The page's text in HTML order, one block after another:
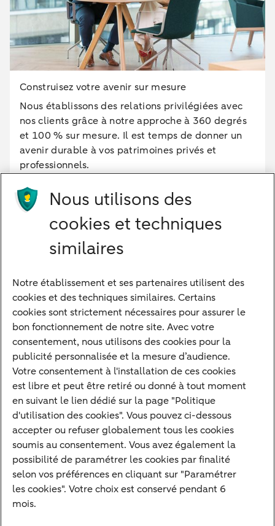
Construisez votre avenir sur mesure
Nous établissons des relations privilégiées avec
nos clients grâce à notre approche à 360 degrés
et 100 % sur mesure. Il est temps de donner un
avenir durable à vos patrimoines privés et
professionnels.
Devenir client
Notre approche
Nos experts
Notre raison d'être
Devenir client
Diversifier vos classes d'actifs
Structurer votre patrimoine
Développer votre entreprise
Banque à distance
Actualités
Contact
Nous utilisons des
cookies et techniques
similaires
Notre établissement et ses partenaires utilisent des
cookies et des techniques similaires. Certains
cookies sont strictement nécessaires pour assurer le
bon fonctionnement de notre site. Avec votre
consentement, nous utilisons des cookies pour la
publicité personnalisée et la mesure d’audience.
Votre consentement à l'installation de ces cookies
est libre et peut être retiré ou donné à tout moment
en suivant le lien dédié sur la page "Politique
d'utilisation des cookies". Vous pouvez ci-dessous
accepter ou refuser globalement tous les cookies
soumis au consentement. Vous avez également la
possibilité de paramétrer les cookies par finalité
selon vos préférences en cliquant sur "Paramétrer
les cookies". Votre choix est conservé pendant 6
mois.